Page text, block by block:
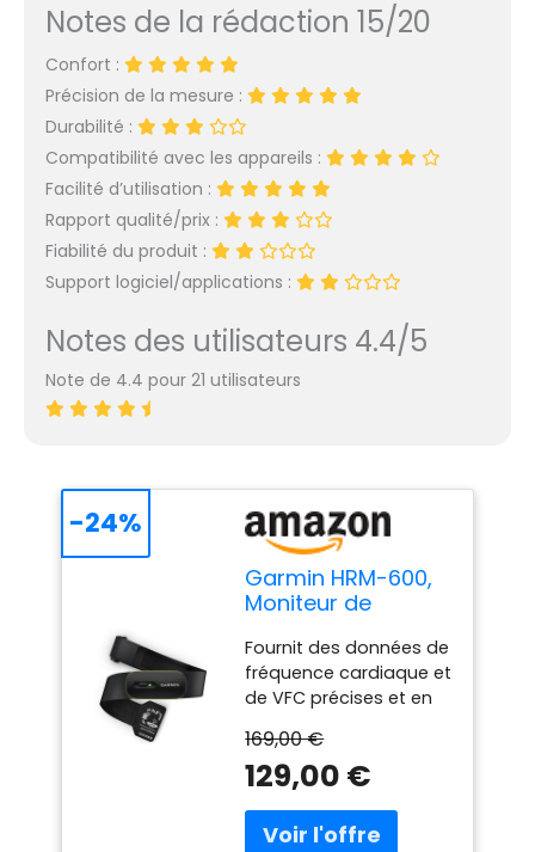
Notes de la rédaction 15/20
Confort :
Précision de la mesure :
Durabilité :
Compatibilité avec les appareils :
Facilité d’utilisation :
Rapport qualité/prix :
Fiabilité du produit :
Support logiciel/applications :
Notes des utilisateurs 4.4/5
Note de 4.4 pour 21 utilisateurs
Garmin HRM-600,
Moniteur de
Cardiaque Haut de
Gamme, VFC,
dynamiques de
Course, Pas,
Calories, Vitesse,
Distance,
Enregistrement et
synchronisation
Fournit des données de
fréquence cardiaque et
de VFC précises et en
montres connectées et
compteurs de vélo
ainsi qu'à d'autres
169,00 €
129,00 €
-24%